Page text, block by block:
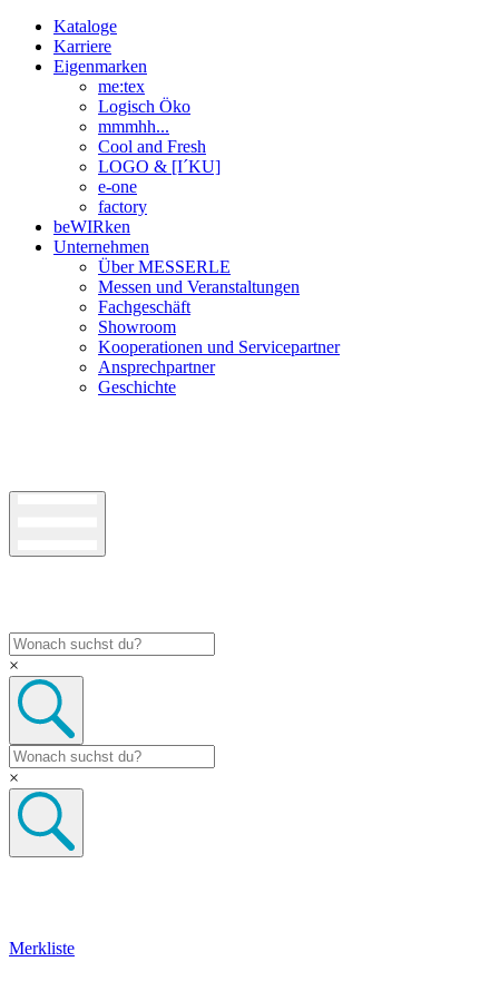
Kataloge
Karriere
Eigenmarken
me:tex
Logisch Öko
mmmhh...
Cool and Fresh
LOGO & [I´KU]
e-one
factory
beWIRken
Unternehmen
Über MESSERLE
Messen und Veranstaltungen
Fachgeschäft
Showroom
Kooperationen und Servicepartner
Ansprechpartner
Geschichte
×
×
Merkliste